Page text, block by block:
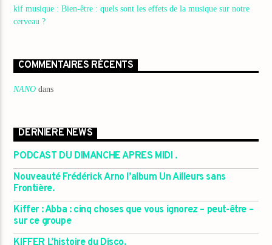
kif musique : Bien-être : quels sont les effets de la musique sur notre
cerveau ?
COMMENTAIRES RÉCENTS
NANO dans
DERNIÈRE NEWS
PODCAST DU DIMANCHE APRES MIDI .
Nouveauté Frédérick Arno l’album Un Ailleurs sans
Frontière.
Kiffer : Abba : cinq choses que vous ignorez – peut-être –
sur ce groupe